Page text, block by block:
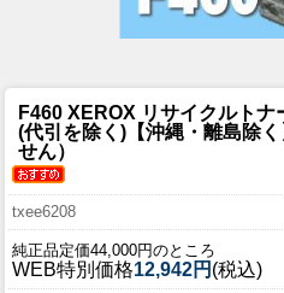
F460 XEROX リサイクルト
(代引を除く)【沖縄・離島除
せん）
txee6208
純正品定価44,000円のところ
WEB特別価格12,942円 (税込)